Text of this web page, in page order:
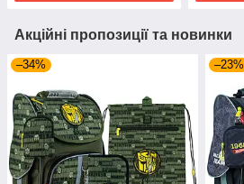
Акційні пропозиції та новинки
–34% –23%